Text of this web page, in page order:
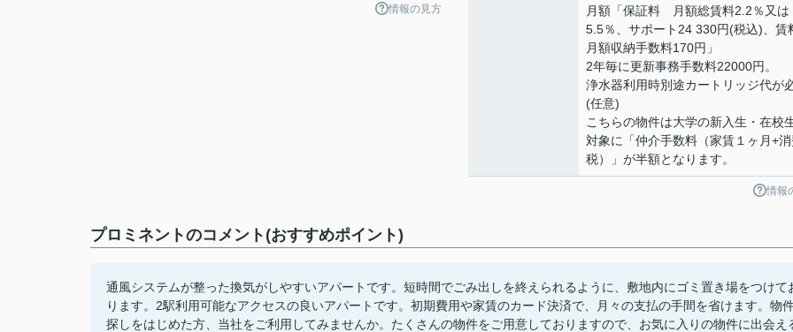
情報の見方
月額「保証料 月額総賃料2.2％又は
5.5％、サポート24 330円(税込)、賃
月額収納手数料170円」
2年毎に更新事務手数料22000円。
浄水器利用時別途カートリッジ代が
(任意)
こちらの物件は大学の新入生・在校
対象に「仲介手数料（家賃１ヶ月+
税）」が半額となります。
情報
プロミネントのコメント(おすすめポイント)
通風システムが整った換気がしやすいアパートです。短時間でごみ出しを終えられるように、敷地内にゴミ置き場をつけて
ります。2駅利用可能なアクセスの良いアパートです。初期費用や家賃のカード決済で、月々の支払の手間を省けます。物
探しをはじめた方、当社をご利用してみませんか。たくさんの物件をご用意しておりますので、お気に入りの物件に出会え